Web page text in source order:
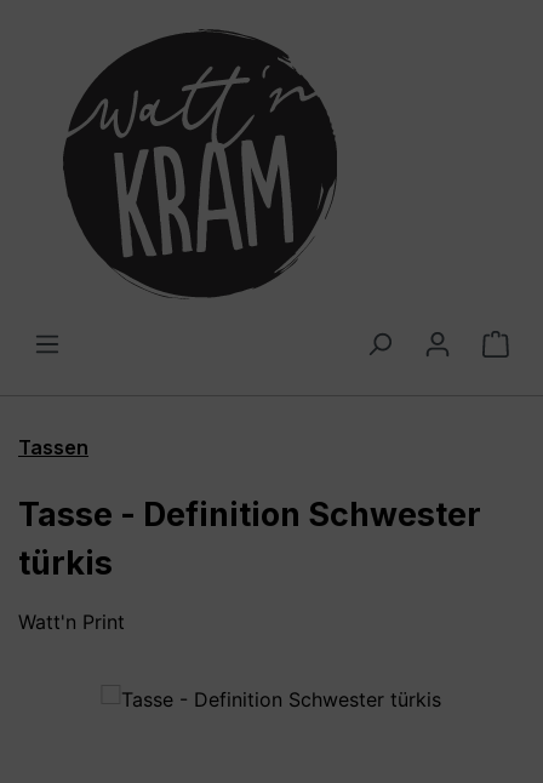
Tassen
Tasse - Definition Schwester
türkis
Watt'n Print
Bildergalerie überspringen